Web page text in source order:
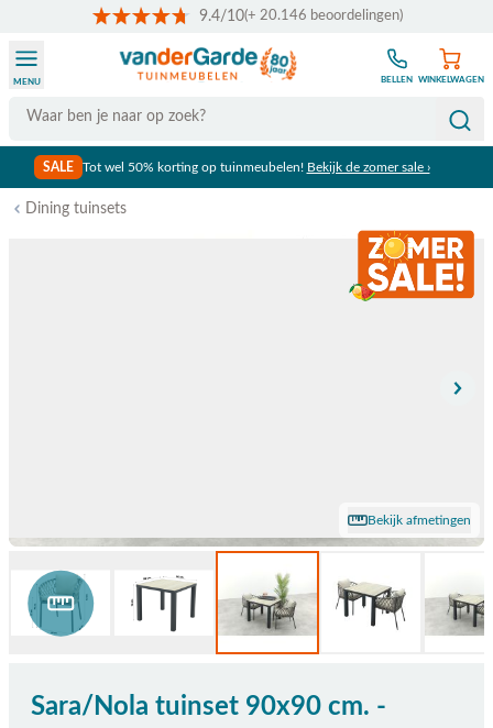
9.4/10(+ 20.146 beoordelingen)
Search
MENU BELLEN WINKELWAGEN
SALE Tot wel 50% korting op tuinmeubelen! Bekijk de zomer sale ›
Dining tuinsets
Bekijk afmetingen
Sara/Nola tuinset 90x90 cm. -